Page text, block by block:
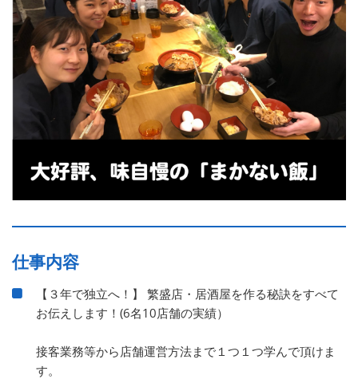
仕事内容
【３年で独立へ！】 繁盛店・居酒屋を作る秘訣をすべて
お伝えします！(6名10店舗の実績）
接客業務等から店舗運営方法まで１つ１つ学んで頂けま
す。